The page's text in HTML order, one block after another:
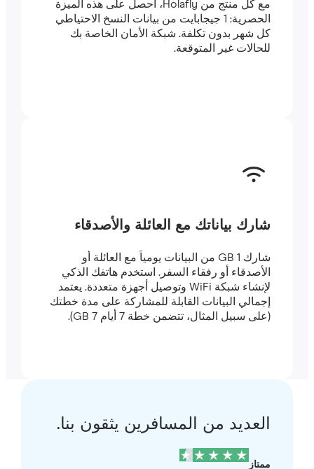
مع كل منتج من Holafly، احصل على هذه الميزة
الحصرية: 1 جيجابايت من بيانات النسخ الاحتياطي
كل شهر بدون تكلفة. شبكة الأمان الخاصة بك
للحالات غير المتوقعة.
شارك بياناتك مع العائلة والأصدقاء
شارك 1 GB من البيانات يومياً مع العائلة أو
الأصدقاء أو رفقاء السفر. استخدم هاتفك الذكي
لإنشاء شبكة WiFi وتوصيل أجهزة متعددة. يعتمد
إجمالي البيانات القابلة للمشاركة على مدة خطتك
(على سبيل المثال، تتضمن خطة 7 أيام 7 GB).
العديد من المسافرين يثقون بنا.